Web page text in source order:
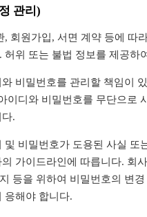
관리)
회원가입, 서면 계약 등에 따
허위 또는 불법 정보를 제공하
비밀번호를 관리할 책임이
이디와 비밀번호를 무단으로
.
비밀번호가 도용된 사실 또
가이드라인에 따릅니다. 회
등을 위하여 비밀번호의 변
응해야 합니다.